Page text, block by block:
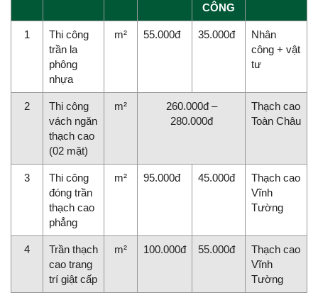
CÔNG
1
Thi công
trần la
phông
nhựa
m² 55.000đ 35.000đ
Nhân
công + vật
tư
2
Thi công
vách ngăn
thạch cao
(02 mặt)
m²
260.000đ –
280.000đ
Thạch cao
Toàn Châu
3
Thi công
đóng trần
thạch cao
phẳng
m² 95.000đ 45.000đ
Thạch cao
Vĩnh
Tường
4
Trần thạch
cao trang
trí giật cấp
m² 100.000đ 55.000đ
Thạch cao
Vĩnh
Tường